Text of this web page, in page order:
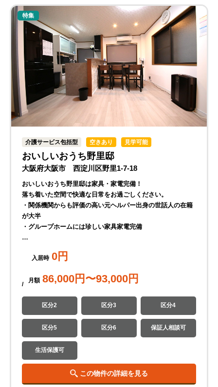
特集
介護サービス包括型 空きあり 見学可能
おいしいおうち野里邸
大阪府大阪市 西淀川区野里1-7-18
入居時 0円
月額 86,000円〜93,000円
おいしいおうち野里邸は家具・家電完備！
落ち着いた空間で快適な日常をお過ごしください。
・関係機関からも評価の高い元ヘルパー出身の世話人の在籍
が大半
・グループホームには珍しい家具家電完備
…
区分2 区分3 区分4
区分5 区分6 保証人相談可
生活保護可
この物件の詳細を見る